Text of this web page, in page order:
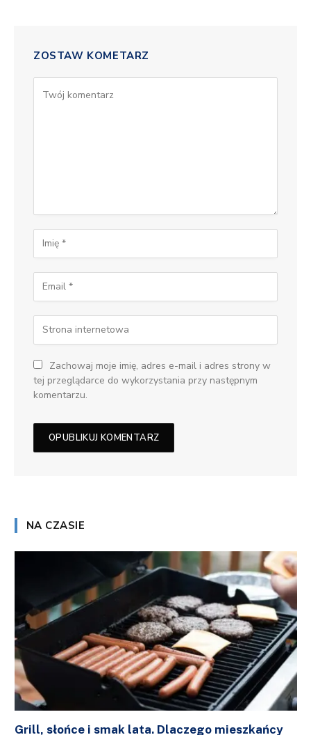
ZOSTAW KOMETARZ
Zachowaj moje imię, adres e-mail i adres strony w
tej przeglądarce do wykorzystania przy następnym
komentarzu.
NA CZASIE
Grill, słońce i smak lata. Dlaczego mieszkańcy